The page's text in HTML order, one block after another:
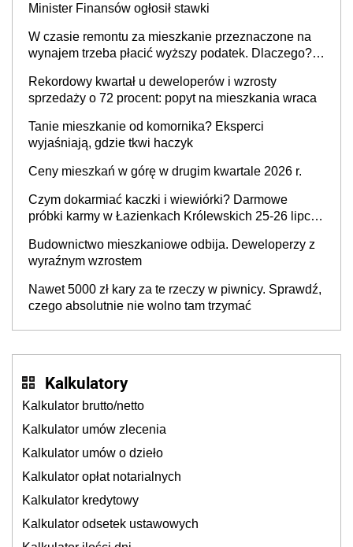
Minister Finansów ogłosił stawki
W czasie remontu za mieszkanie przeznaczone na
wynajem trzeba płacić wyższy podatek. Dlaczego?
Rekordowy kwartał u deweloperów i wzrosty
sprzedaży o 72 procent: popyt na mieszkania wraca
Tanie mieszkanie od komornika? Eksperci
wyjaśniają, gdzie tkwi haczyk
Ceny mieszkań w górę w drugim kwartale 2026 r.
Czym dokarmiać kaczki i wiewiórki? Darmowe
próbki karmy w Łazienkach Królewskich 25-26 lipca
Budownictwo mieszkaniowe odbija. Deweloperzy z
wyraźnym wzrostem
Nawet 5000 zł kary za te rzeczy w piwnicy. Sprawdź,
czego absolutnie nie wolno tam trzymać
Kalkulatory
Kalkulator brutto/netto
Kalkulator umów zlecenia
Kalkulator umów o dzieło
Kalkulator opłat notarialnych
Kalkulator kredytowy
Kalkulator odsetek ustawowych